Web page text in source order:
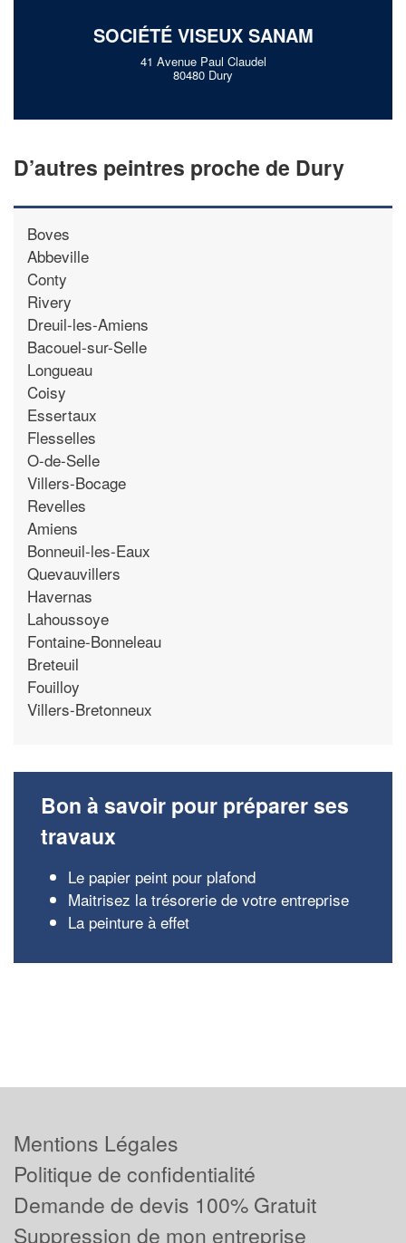
SOCIÉTÉ VISEUX SANAM
41 Avenue Paul Claudel
80480 Dury
D’autres peintres proche de Dury
Boves
Abbeville
Conty
Rivery
Dreuil-les-Amiens
Bacouel-sur-Selle
Longueau
Coisy
Essertaux
Flesselles
O-de-Selle
Villers-Bocage
Revelles
Amiens
Bonneuil-les-Eaux
Quevauvillers
Havernas
Lahoussoye
Fontaine-Bonneleau
Breteuil
Fouilloy
Villers-Bretonneux
Bon à savoir pour préparer ses
travaux
Le papier peint pour plafond
Maitrisez la trésorerie de votre entreprise
La peinture à effet
Mentions Légales
Politique de confidentialité
Demande de devis 100% Gratuit
Suppression de mon entreprise